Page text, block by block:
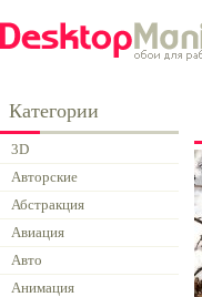
Категории
3D
Авторские
Абстракция
Авиация
Авто
Анимация